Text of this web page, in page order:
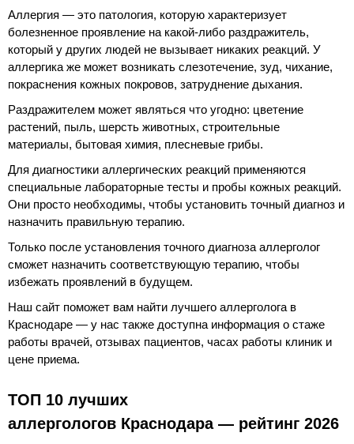
Аллергия — это патология, которую характеризует
болезненное проявление на какой-либо раздражитель,
который у других людей не вызывает никаких реакций. У
аллергика же может возникать слезотечение, зуд, чихание,
покраснения кожных покровов, затруднение дыхания.
Раздражителем может являться что угодно: цветение
растений, пыль, шерсть животных, строительные
материалы, бытовая химия, плесневые грибы.
Для диагностики аллергических реакций применяются
специальные лабораторные тесты и пробы кожных реакций.
Они просто необходимы, чтобы установить точный диагноз и
назначить правильную терапию.
Только после установления точного диагноза аллерголог
сможет назначить соответствующую терапию, чтобы
избежать проявлений в будущем.
Наш сайт поможет вам найти лучшего аллерголога в
Краснодаре — у нас также доступна информация о стаже
работы врачей, отзывах пациентов, часах работы клиник и
цене приема.
ТОП 10 лучших
аллергологов Краснодара — рейтинг 2026